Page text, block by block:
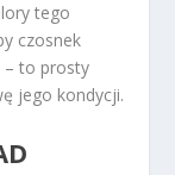
tego
czosnek
– to prosty
jego kondycji.